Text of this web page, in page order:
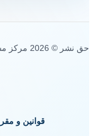
حق نشر © 2026 مرکز مشاوره ایران گواه | طراحی و توسعه: محمد طاهری
قوانین و